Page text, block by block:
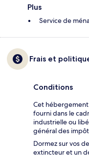
Plus
Service de
Frais et
Conditions
Cet
fourni dans le
industrielle ou
général des
Dormez sur vos
extincteur et un